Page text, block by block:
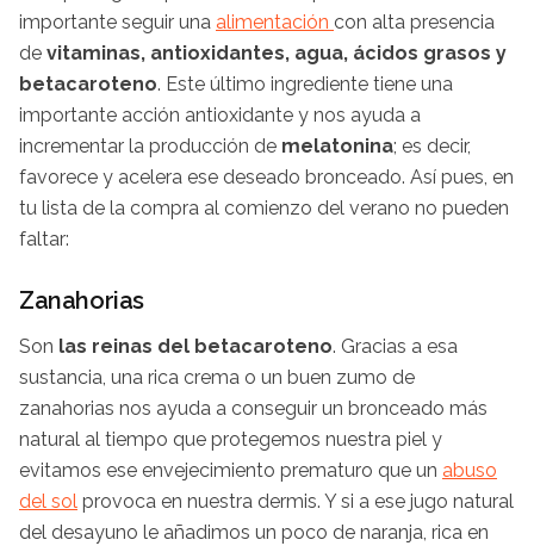
importante seguir una alimentación con alta presencia
de vitaminas, antioxidantes, agua, ácidos grasos y
betacaroteno. Este último ingrediente tiene una
importante acción antioxidante y nos ayuda a
incrementar la producción de melatonina; es decir,
favorece y acelera ese deseado bronceado. Así pues, en
tu lista de la compra al comienzo del verano no pueden
faltar:
Zanahorias
Son las reinas del betacaroteno. Gracias a esa
sustancia, una rica crema o un buen zumo de
zanahorias nos ayuda a conseguir un bronceado más
natural al tiempo que protegemos nuestra piel y
evitamos ese envejecimiento prematuro que un abuso
del sol provoca en nuestra dermis. Y si a ese jugo natural
del desayuno le añadimos un poco de naranja, rica en